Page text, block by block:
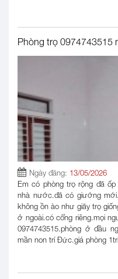
Phòng trọ 0974743515
Ngày đăng: 13/05/2026
Em có phòng trọ rộng đã
nhà nước.đã có giường
không ồn ào như giãy trọ
ở ngoài.có cổng riêng.mọi
0974743515.phòng ở đầu
mần non trí Đức.giá phòng